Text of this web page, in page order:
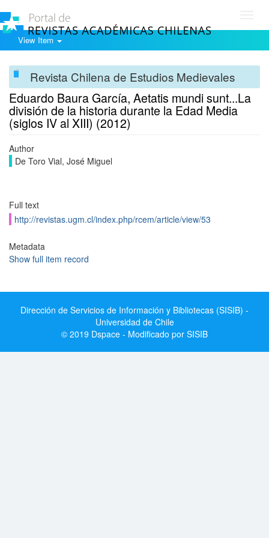
View Item
Revista Chilena de Estudios Medievales
Eduardo Baura García, Aetatis mundi sunt...La
división de la historia durante la Edad Media
(siglos IV al XIII) (2012)
Author
De Toro Vial, José Miguel
Full text
http://revistas.ugm.cl/index.php/rcem/article/view/53
Metadata
Show full item record
Dirección de Servicios de Información y Bibliotecas (SISIB) -
Universidad de Chile
© 2019 Dspace - Modificado por SISIB